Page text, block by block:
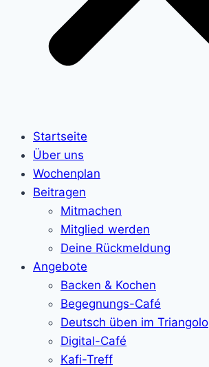
Startseite
Über uns
Wochenplan
Beitragen
Mitmachen
Mitglied werden
Deine Rückmeldung
Angebote
Backen & Kochen
Begegnungs-Café
Deutsch üben im Triangolo
Digital-Café
Kafi-Treff